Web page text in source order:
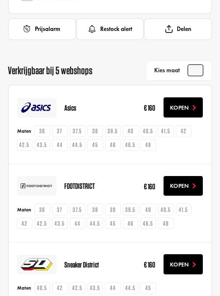
Prijsalarm Restock alert Delen
Verkrijgbaar bij 5 webshops Kies maat
Asics € 160 KOPEN
Maten 36 37 37.5 38 39.5 40 40.5 41.5
42
42.5
43.5 44 44.5 45 46 46.5 48
FOOTDISTRICT € 160 KOPEN
Maten 36 37 37.5 38 39 39.5 40 40.5
41.5
42
42.5 43.5 44 44.5 45 46 46.5 48
Sneaker District € 160 KOPEN
Maten 40.5 42 42.5 43.5 44 44.5 45